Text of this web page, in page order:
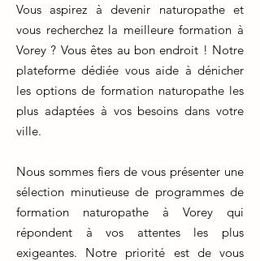
Vous aspirez à devenir naturopathe et
vous recherchez la meilleure formation à
Vorey ? Vous êtes au bon endroit ! Notre
plateforme dédiée vous aide à dénicher
les options de formation naturopathe les
plus adaptées à vos besoins dans votre
ville.
Nous sommes fiers de vous présenter une
sélection minutieuse de programmes de
formation naturopathe à Vorey qui
répondent à vos attentes les plus
exigeantes. Notre priorité est de vous